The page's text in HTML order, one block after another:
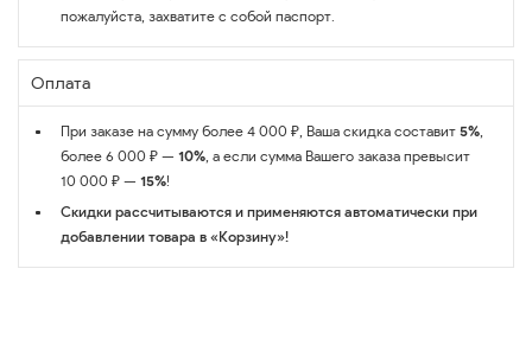
пожалуйста, захватите с собой паспорт.
Оплата
При заказе на сумму более 4 000 ₽, Ваша скидка составит 5%,
более 6 000 ₽ — 10%, а если сумма Вашего заказа превысит
10 000 ₽ — 15%!
Скидки рассчитываются и применяются автоматически при
добавлении товара в «Корзину»!